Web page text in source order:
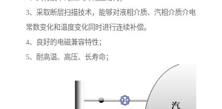
3、采取断层扫描技术，能够对液相介质、汽相介质介电
常数变化和温度变化同时进行连续补偿。
4、良好的电磁兼容特性；
5、耐高温、高压、长寿命；